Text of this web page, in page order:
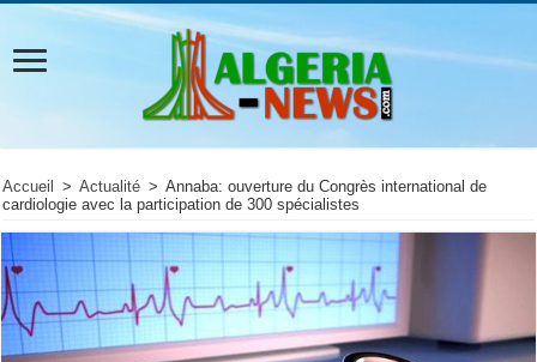
Accueil > Actualité > Annaba: ouverture du Congrès international de
cardiologie avec la participation de 300 spécialistes